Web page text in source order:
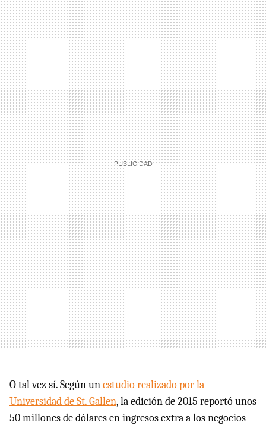
O tal vez sí. Según unestudio realizado por la
Universidad de St. Gallen, la edición de 2015 reportó unos
50 millones de dólares en ingresos extra a los negocios